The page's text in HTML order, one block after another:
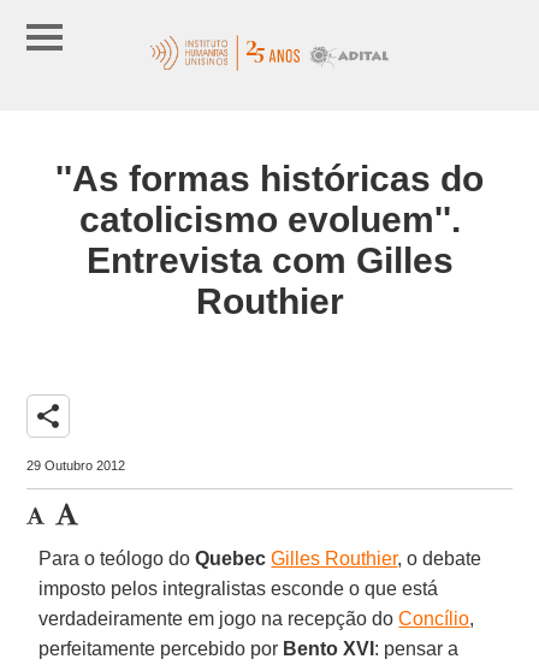
''As formas históricas do
catolicismo evoluem''.
Entrevista com Gilles
Routhier
share
29 Outubro 2012
Para o teólogo doQuebecGilles Routhier, o debate
imposto pelos integralistas esconde o que está
verdadeiramente em jogo na recepção doConcílio,
perfeitamente percebido por Bento XVI : pensar a